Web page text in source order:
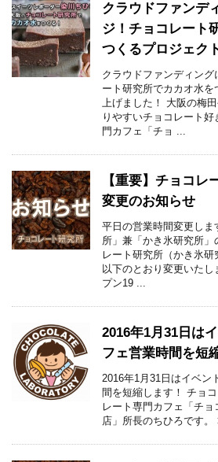
クラウドファンデ
ジ！チョコレート
つくるプロジェク
クラウドファンディン
ート研究所でカカオ水
上げました！ 大阪の梅
りやすいチョコレート
門カフェ「チョ ...
【重要】チョコレ
変更のお知らせ
平日の営業時間変更し
所」兼「かき氷研究所
レート研究所（かき氷
以下のとおり変更いた
プン19 ...
2016年1月31日は
フェ営業時間を短
2016年1月31日はイベン
間を短縮します！ チョ
レート専門カフェ「チ
店」所長のちひろです